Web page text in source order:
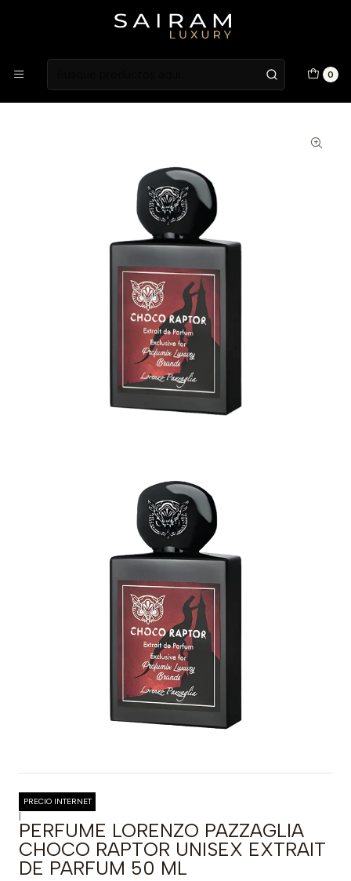
0
Atención en Guardia Vieja 202, Local 1
Inicio Niche Brands Lorenzo Pazzaglia
PERFUME LORENZO PAZZAGLIA CHOCO RAPTOR UNISEX
EXTRAIT DE PARFUM 50 ML
PRECIO INTERNET
|
PERFUME LORENZO PAZZAGLIA
CHOCO RAPTOR UNISEX EXTRAIT
DE PARFUM 50 ML